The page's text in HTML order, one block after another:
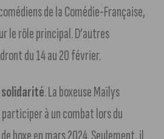
de la Comédie-Française,
le rôle principal. D’autres
du 14 au 20 février.
. La boxeuse Maïlys
à un combat lors du